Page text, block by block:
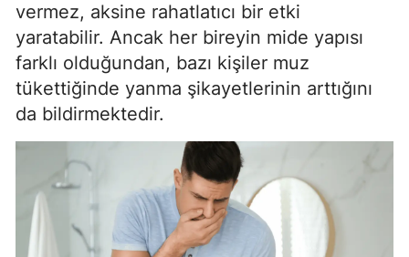
vermez, aksine rahatlatıcı bir etki
yaratabilir. Ancak her bireyin mide yapısı
farklı olduğundan, bazı kişiler muz
tükettiğinde yanma şikayetlerinin arttığını
da bildirmektedir.